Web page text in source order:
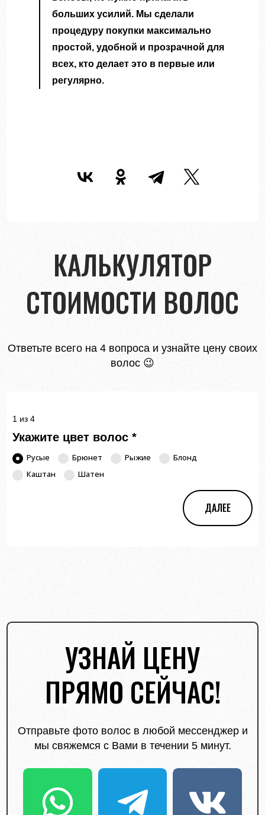
больших усилий. Мы сделали
процедуру покупки максимально
простой, удобной и прозрачной для
всех, кто делает это в первые или
регулярно.
КАЛЬКУЛЯТОР
СТОИМОСТИ ВОЛОС
Ответьте всего на 4 вопроса и узнайте цену своих
волос 😉
1 из 4
Укажите цвет волос*
Русые Брюнет Рыжие
Блонд
Каштан
Шатен
ДАЛЕЕ
УЗНАЙ ЦЕНУ
ПРЯМО СЕЙЧАС!
Отправьте фото волос в любой мессенджер и
мы свяжемся с Вами в течении 5 минут.